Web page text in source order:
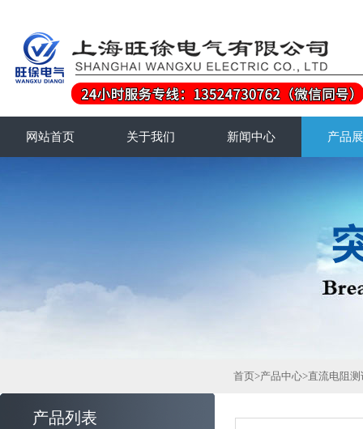
网站首页 关于我们 新闻中心 产品
产品列表
首页>产品中心>直流电阻测